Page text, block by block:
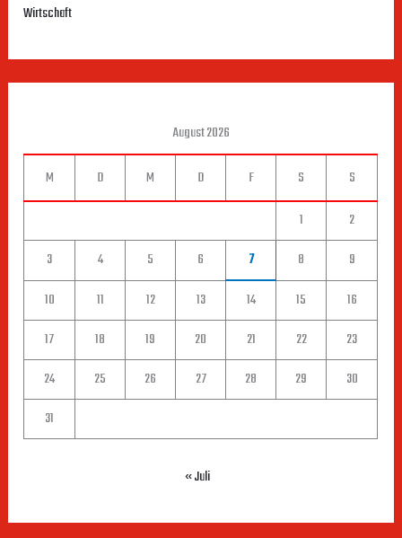
Wirtschaft
August 2026
M D M D F S
S
1
2
3
4 5 6 7 8
9
10
11 12 13 14 15
16
17
18 19 20 21 22
23
24
25 26 27 28 29
30
31
« Juli